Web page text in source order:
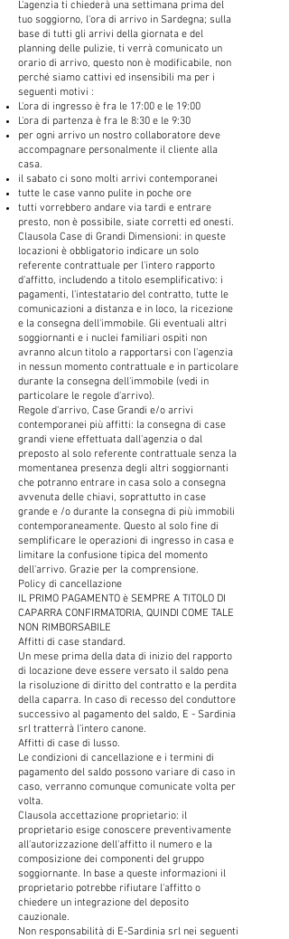
L'agenzia ti chiederà una settimana prima del
tuo soggiorno, l'ora di arrivo in Sardegna; sulla
base di tutti gli arrivi della giornata e del
planning delle pulizie, ti verrà comunicato un
orario di arrivo, questo non è modificabile, non
perché siamo cattivi ed insensibili ma per i
seguenti motivi :
L'ora di ingresso è fra le 17:00 e le 19:00
L'ora di partenza è fra le 8:30 e le 9:30
per ogni arrivo un nostro collaboratore deve
accompagnare personalmente il cliente alla
casa.
il sabato ci sono molti arrivi contemporanei
tutte le case vanno pulite in poche ore
tutti vorrebbero andare via tardi e entrare
presto, non è possibile, siate corretti ed onesti.
Clausola Case di Grandi Dimensioni: in queste
locazioni è obbligatorio indicare un solo
referente contrattuale per l'intero rapporto
d'affitto, includendo a titolo esemplificativo: i
pagamenti, l'intestatario del contratto, tutte le
comunicazioni a distanza e in loco, la ricezione
e la consegna dell'immobile. Gli eventuali altri
soggiornanti e i nuclei familiari ospiti non
avranno alcun titolo a rapportarsi con l'agenzia
in nessun momento contrattuale e in particolare
durante la consegna dell'immobile (vedi in
particolare le regole d'arrivo).
Regole d'arrivo, Case Grandi e/o arrivi
contemporanei più affitti: la consegna di case
grandi viene effettuata dall'agenzia o dal
preposto al solo referente contrattuale senza la
momentanea presenza degli altri soggiornanti
che potranno entrare in casa solo a consegna
avvenuta delle chiavi, soprattutto in case
grande e /o durante la consegna di più immobili
contemporaneamente. Questo al solo fine di
semplificare le operazioni di ingresso in casa e
limitare la confusione tipica del momento
dell'arrivo. Grazie per la comprensione.
Policy di cancellazione
IL PRIMO PAGAMENTO è SEMPRE A TITOLO DI
CAPARRA CONFIRMATORIA, QUINDI COME TALE
NON RIMBORSABILE
Affitti di case standard.
Un mese prima della data di inizio del rapporto
di locazione deve essere versato il saldo pena
la risoluzione di diritto del contratto e la perdita
della caparra. In caso di recesso del conduttore
successivo al pagamento del saldo, E - Sardinia
srl tratterrà l’intero canone.
Affitti di case di lusso.
Le condizioni di cancellazione e i termini di
pagamento del saldo possono variare di caso in
caso, verranno comunque comunicate volta per
volta.
Clausola accettazione proprietario: il
proprietario esige conoscere preventivamente
all'autorizzazione dell'affitto il numero e la
composizione dei componenti del gruppo
soggiornante. In base a queste informazioni il
proprietario potrebbe rifiutare l'affitto o
chiedere un integrazione del deposito
cauzionale.
Non responsabilità di E-Sardinia srl nei seguenti